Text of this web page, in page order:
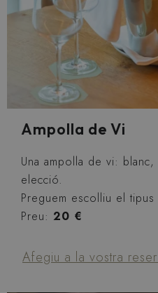
Ampolla de Vi
Una ampolla de vi:
elecció.
Preguem escolliu el
Preu: 20 €
Afegiu a la vostra